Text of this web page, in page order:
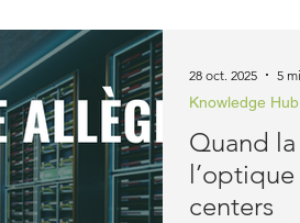
Knowledge Hub
Quand
centers
Knowledge Hub
28 oct. 2025 5